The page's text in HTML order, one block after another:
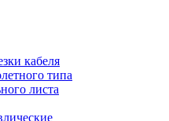
кабеля
типа
листа